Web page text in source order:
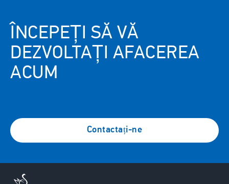
ÎNCEPEȚI SĂ VĂ
DEZVOLTAȚI AFACEREA
ACUM
Contactați-ne